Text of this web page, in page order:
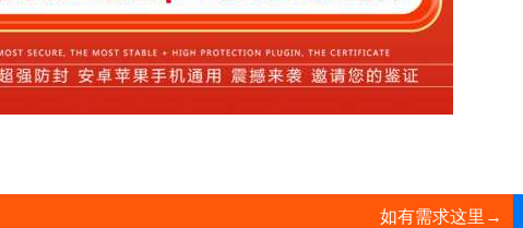
如有需求这里→